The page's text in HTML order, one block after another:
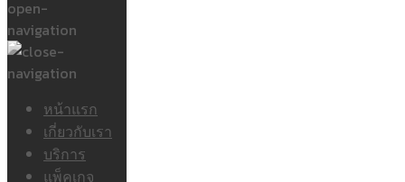
หน้าแรก
เกี่ยวกับเรา
บริการ
แพ็คเกจ